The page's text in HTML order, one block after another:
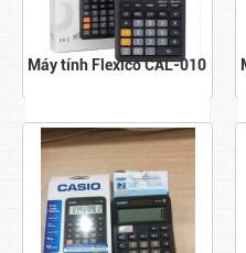
Máy tính Flexico CAL-010